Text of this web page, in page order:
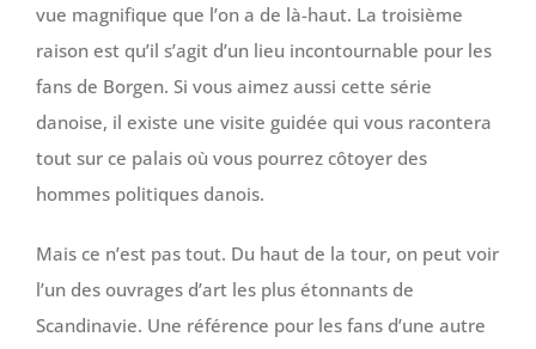
vue magnifique que l’on a de là-haut. La troisième
raison est qu’il s’agit d’un lieu incontournable pour les
fans de Borgen. Si vous aimez aussi cette série
danoise, il existe une visite guidée qui vous racontera
tout sur ce palais où vous pourrez côtoyer des
hommes politiques danois.
Mais ce n’est pas tout. Du haut de la tour, on peut voir
l’un des ouvrages d’art les plus étonnants de
Scandinavie. Une référence pour les fans d’une autre